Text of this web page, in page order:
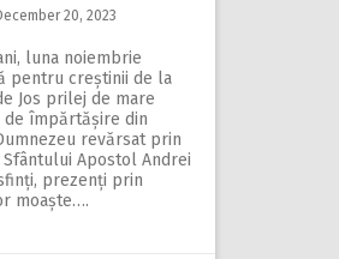
20, 2023
luna noiembrie
pentru creștinii de la
Jos prilej de mare
de împărtășire din
revărsat prin
Apostol Andrei
prezenți prin
moaște….